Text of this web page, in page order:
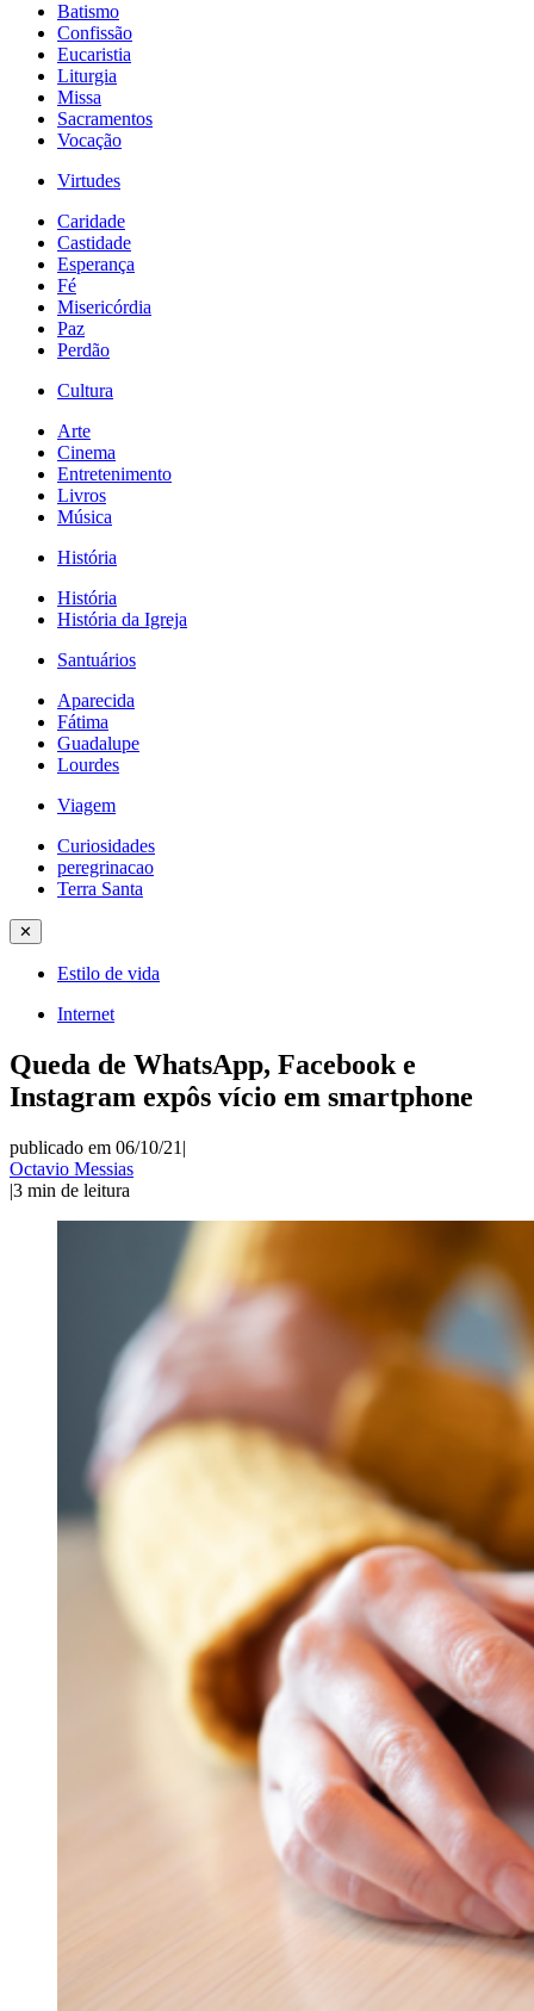
Batismo
Confissão
Eucaristia
Liturgia
Missa
Sacramentos
Vocação
Virtudes
Caridade
Castidade
Esperança
Fé
Misericórdia
Paz
Perdão
Cultura
Arte
Cinema
Entretenimento
Livros
Música
História
História
História da Igreja
Santuários
Aparecida
Fátima
Guadalupe
Lourdes
Viagem
Curiosidades
peregrinacao
Terra Santa
✕
Estilo de vida
Internet
Queda de WhatsApp, Facebook e
Instagram expôs vício em smartphone
publicado em 06/10/21 |
Octavio Messias
|3 min de leitura